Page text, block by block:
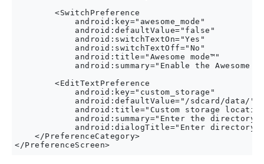
        <SwitchPreference
            android:key="awesome_mode"
            android:defaultValue="false"
            android:switchTextOn="Yes"
            android:switchTextOff="No"
            android:title="Awesome mode™"
android:summary="Enable the Awesome
        <EditTextPreference
            android:key="custom_storage"
            android:defaultValue="/sdcard/data/"
android:title="Custom storage
android:summary="Enter the directory
android:dialogTitle="Enter directory
    </PreferenceCategory>